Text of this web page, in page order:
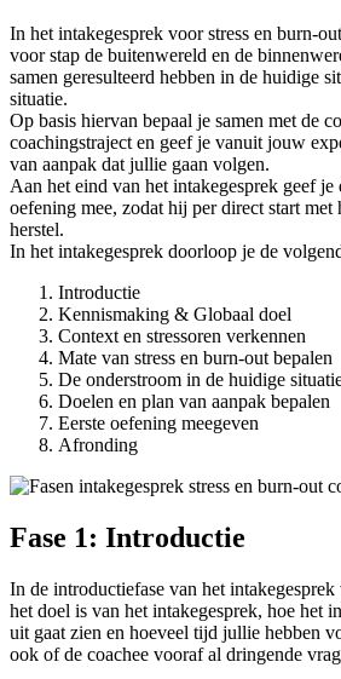
In het intakegesprek voor stress en burn-
voor stap de buitenwereld en de
samen geresulteerd hebben in de huidige
situatie.
Op basis hiervan bepaal je samen met de
coachingstraject en geef je vanuit jouw
van aanpak dat jullie gaan volgen.
Aan het eind van het intakegesprek geef je
oefening mee, zodat hij per direct start met
herstel.
In het intakegesprek doorloop je de
Introductie
Kennismaking & Globaal doel
Context en stressoren verkennen
Mate van stress en burn-out bepalen
De onderstroom in de huidige
Doelen en plan van aanpak bepalen
Eerste oefening meegeven
Afronding
Fase 1: Introductie
In de introductiefase van het
het doel is van het intakegesprek, hoe het
uit gaat zien en hoeveel tijd jullie hebben
ook of de coachee vooraf al dringende